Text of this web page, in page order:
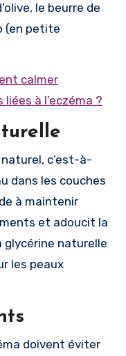
le beurre de
(en petite
calmer
à l’eczéma ?
c’est-à-
dans les couches
à maintenir
et adoucit la
glycérine naturelle
les peaux
doivent éviter